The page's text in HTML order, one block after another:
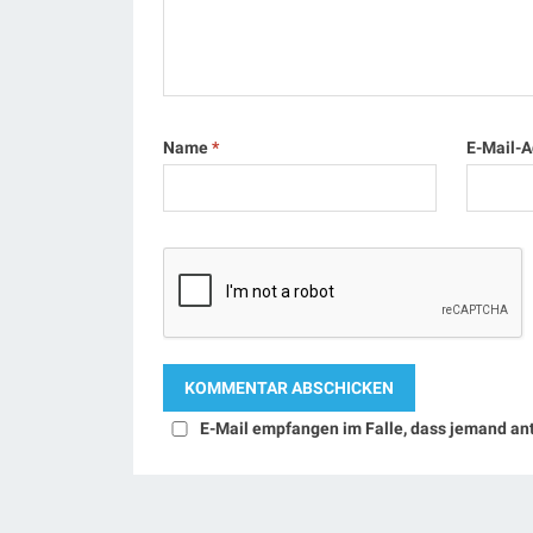
Name* E-Mail-
E-Mail empfangen im Falle, dass jemand